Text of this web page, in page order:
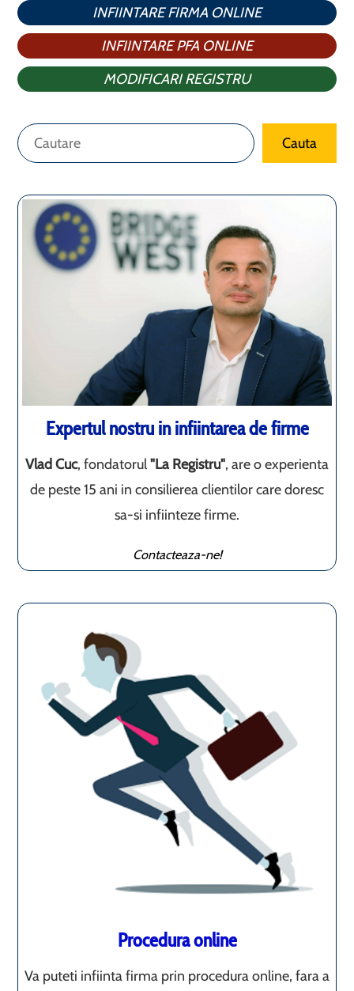
INFIINTARE FIRMA ONLINE
INFIINTARE PFA ONLINE
MODIFICARI REGISTRU
Caută Cauta
Expertul nostru in infiintarea de firme
Vlad Cuc, fondatorul"La Registru", are o experienta
de peste 15 ani in consilierea clientilor care doresc
sa-si infiinteze firme.
Contacteaza-ne!
Procedura online
Va puteti infiinta firma prin procedura online, fara a